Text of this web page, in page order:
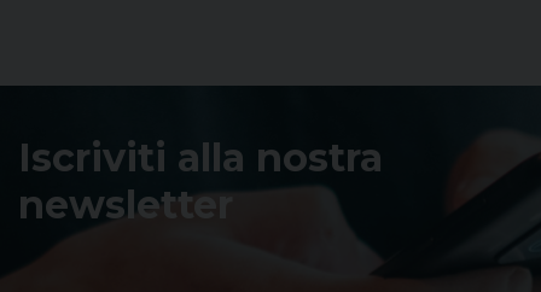
Iscriviti alla nostra
newsletter